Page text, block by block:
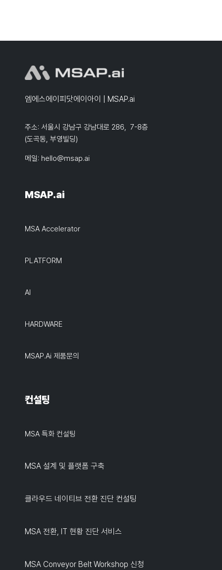
엠에스에이피닷에이아이 | MSAP.ai
주소: 서울시 강남구 강남대로 286, 7-8층
(도곡동, 부영빌딩)
메일: hello@msap.ai
MSAP.ai
MSA Accelerator
PLATFORM
AI
HARDWARE
MSAP.ai 제품문의
컨설팅
MSA 특화 컨설팅
MSA 설계 및 플랫폼 구축
클라우드 네이티브 전환 진단 컨설팅
MSA 전환, IT 현황 진단 서비스
MSA Conveyor Belt Workshop 신청